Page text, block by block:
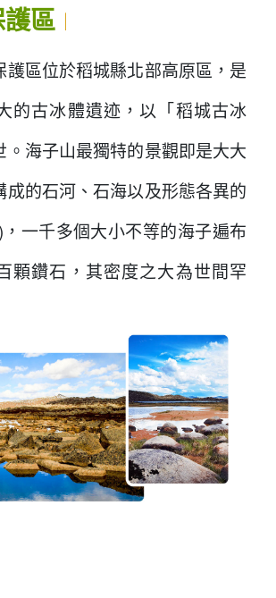
區︱
護區位於稻城縣北部高原區，是
的古冰體遺迹，以「稻城古冰
。海子山最獨特的景觀即是大大
成的石河、石海以及形態各異的
一千多個大小不等的海子遍布
顆鑽石，其密度之大為世間罕